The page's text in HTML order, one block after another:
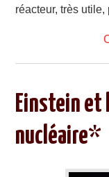
réacteur, très
Einstein et
nucléaire*